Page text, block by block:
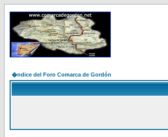
�ndice del Foro Comarca de Gordón